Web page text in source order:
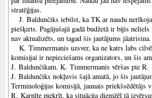
stratēģijas.
J. Baldunčiks iebilst, ka TK ar naudu
piešķirts. Pagājušajā gadā budžetā ir bijis
nav aktualizēts, un tagad šis jautājums jāatrisina.
K. Timmermanis uzsver, ka ne katrs labs
komisijai ir nepieciešams organizators, un šis
J. Baldunčikam. K. Timmermanis vēršas pie R.
J. Baldunčiks nokļuvis šajā amatā, jo šis
Terminoloģijas komisijā, jaunais priekšsēdētājs
R. Karnīte piekrīt, ka situācija diemžēl tā